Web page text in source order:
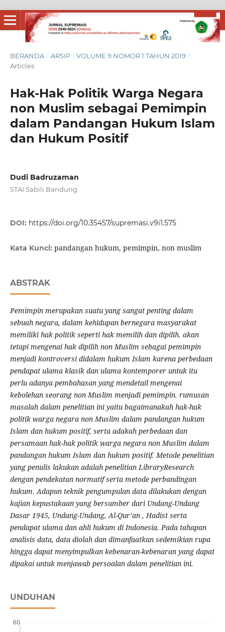
BERANDA / ARSIP / VOLUME 9 NOMOR 1 TAHUN 2019 /
Articles
Hak-Hak Politik Warga Negara
non Muslim sebagai Pemimpin
dalam Pandangan Hukum Islam
dan Hukum Positif
Dudi Badruzaman
STAI Sabili Bandung
DOI: https://doi.org/10.35457/supremasi.v9i1.575
Kata Kunci: pandangan hukum, pemimpin, non muslim
ABSTRAK
Pemimpin merupakan suatu yang sangat penting dalam
sebuah negara, dalam kehidupan bernegara masyarakat
memiliki hak politik seperti hak memilih dan dipilih. akan
tetapi mengenai hak dipilih non Muslim sebagai pemimpin
menjadi kontroversi didalam hukum Islam karena perbedaan
pendapat ulama klasik dan ulama kontemporer untuk itu
perlu adanya pembahasan yang mendetail mengenai
kebolehan seorang non Muslim menjadi pemimpin. rumusan
masalah dalam penelitian ini yaitu bagaimanakah hak-hak
politik warga negara non Muslim dalam pandangan hukum
Islam dan hukum positif, serta adakah perbedaan dan
persamaan hak-hak politik warga negara non Muslim dalam
pandangan hukum Islam dan hukum positif. Metode penelitian
yang penulis lakukan adalah penelitian LibraryResearch
dengan pendekatan normatif serta metode perbandingan
hukum. Adapun teknik pengumpulan data dilakukan dengan
kajian kepustakaan yang bersumber dari Undang-Undang
Dasar 1945, Undang-Undang, Al-Qur’an , Hadist serta
pendapat ulama dan ahli hukum di Indonesia. Pada tahapan
analisis data, data diolah dan dimanfaatkan sedemikian rupa
hingga dapat menyimpulkan kebenaran-kebenaran yang dapat
dipakai untuk menjawab persoalan dalam penelitian ini.
UNDUHAN